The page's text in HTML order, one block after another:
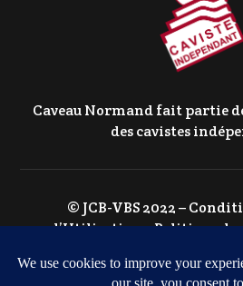
Caveau Normand fait partie
des cavistes
© JCB-VBS 2022 –
d’Utilisation–Politique